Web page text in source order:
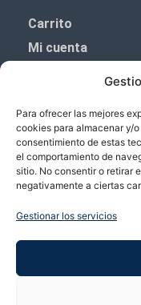
Para ofrecer las mejores
cookies para almacenar y/
consentimiento de estas
el comportamiento de
sitio. No consentir o retirar
negativamente a ciertas
Gestionar los servicios
Carrito
Mi cuenta
Política de
Boletín de
¡¡Suscríbete y
Te enviaremos